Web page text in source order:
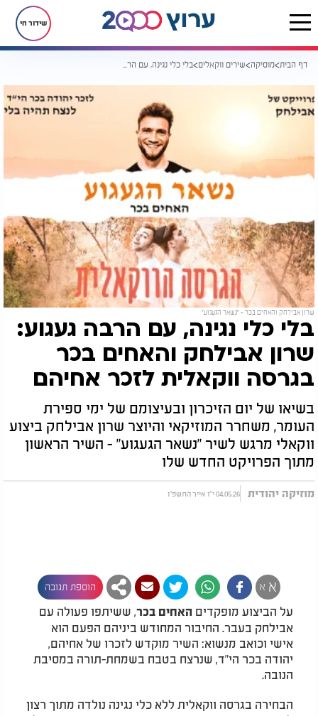
שידור חי
דף הבית מוסיקה שירים ווקאלים בלי כלי נגינה, עם הרבה געגוע: שרון אבילחק והאחים בכר בגרסה ווקאלית לזכר אחיהם
שרון אבילחק והאחים בכר - "נשאר הגעגוע"
בלי כלי נגינה, עם הרבה געגוע:
שרון אבילחק והאחים בכר
בגרסה ווקאלית לזכר אחיהם
בשיאו של יום הזיכרון ובעיצומם של ימי ספירת
העומר, משחרר המוזיקאי והיוצר שרון אבילחק ביצוע
ווקאלי מרגש לשיר "נשאר הגעגוע" - השיר הראשון
מתוך הפרויקט החדש שלו
מוזיקה יהודית 04.05.26 י"ז אייר התשפ"ו
א א הוספת תגובה
​על הביצוע מופקדים האחים בכר, ששיתפו פעולה עם
אבילחק בעבר. החיבור המחודש ביניהם הפעם הוא
אישי וכואב מנשוא: השיר מוקדש לזכרו של אחיהם,
יהודה בכר הי"ד, שנרצח בטבח בשמחת-תורה במסיבת
הנובה.
​הבחירה בגרסה ווקאלית ללא כלי נגינה נולדה מתוך רצון